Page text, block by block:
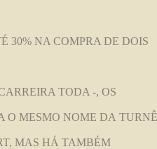
30% NA COMPRA DE DOIS
TODA -, OS
MESMO NOME DA
MAS HÁ TAMBÉM